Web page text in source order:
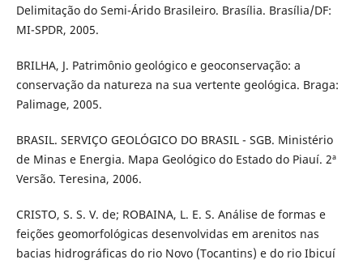
Delimitação do Semi-Árido Brasileiro. Brasília. Brasília/DF:
MI-SPDR, 2005.
BRILHA, J. Patrimônio geológico e geoconservação: a
conservação da natureza na sua vertente geológica. Braga:
Palimage, 2005.
BRASIL. SERVIÇO GEOLÓGICO DO BRASIL - SGB. Ministério
de Minas e Energia. Mapa Geológico do Estado do Piauí. 2ª
Versão. Teresina, 2006.
CRISTO, S. S. V. de; ROBAINA, L. E. S. Análise de formas e
feições geomorfológicas desenvolvidas em arenitos nas
bacias hidrográficas do rio Novo (Tocantins) e do rio Ibicuí